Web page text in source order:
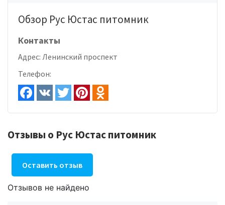
Обзор Рус Юстас питомник
Контакты
Адрес: Ленинский проспект
Телефон:
Отзывы о Рус Юстас питомник
Оставить отзыв
Отзывов не найдено